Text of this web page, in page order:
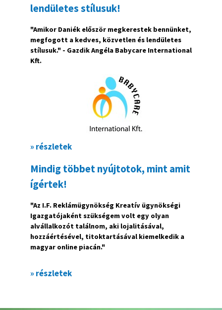
lendületes stílusuk!
"Amikor Daniék először megkerestek bennünket,
megfogott a kedves, közvetlen és lendületes
stílusuk." - Gazdik Angéla Babycare International
Kft.
» részletek
Mindig többet nyújtotok, mint amit
ígértek!
"Az I.F. Reklámügynökség Kreatív ügynökségi
Igazgatójaként szükségem volt egy olyan
alvállalkozót találnom, aki lojalitásával,
hozzáértésével, titoktartásával kiemelkedik a
magyar online piacán."
» részletek